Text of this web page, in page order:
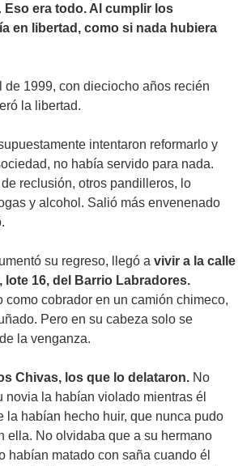
Eso era todo. Al cumplir los
en libertad, como si nada hubiera
de 1999, con dieciocho años recién
la libertad.
intentaron reformarlo y
no había servido para nada.
reclusión, otros pandilleros, lo
y alcohol. Salió más envenenado
su regreso, llegó a vivir a la calle
lote 16, del Barrio Labradores.
como cobrador en un camión chimeco,
Pero en su cabeza solo se
la venganza.
Chivas, los que lo delataron. No
novia la habían violado mientras él
la habían hecho huir, que nunca pudo
ella. No olvidaba que a su hermano
habían matado con saña cuando él